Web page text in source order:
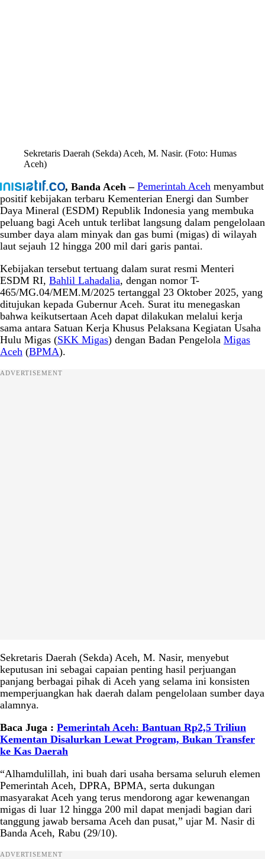
Sekretaris Daerah (Sekda) Aceh, M. Nasir. (Foto: Humas
Aceh)
, Banda Aceh – Pemerintah Acehmenyambut
positif kebijakan terbaru Kementerian Energi dan Sumber
Daya Mineral (ESDM) Republik Indonesia yang membuka
peluang bagi Aceh untuk terlibat langsung dalam pengelolaan
sumber daya alam minyak dan gas bumi (migas) di wilayah
laut sejauh 12 hingga 200 mil dari garis pantai.
Kebijakan tersebut tertuang dalam surat resmi Menteri
ESDM RI, Bahlil Lahadalia, dengan nomor T-
465/MG.04/MEM.M/2025 tertanggal 23 Oktober 2025, yang
ditujukan kepada Gubernur Aceh. Surat itu menegaskan
bahwa keikutsertaan Aceh dapat dilakukan melalui kerja
sama antara Satuan Kerja Khusus Pelaksana Kegiatan Usaha
Hulu Migas (SKK Migas) dengan Badan Pengelola Migas
Aceh (BPMA).
ADVERTISEMENT
Sekretaris Daerah (Sekda) Aceh, M. Nasir, menyebut
keputusan ini sebagai capaian penting hasil perjuangan
panjang berbagai pihak di Aceh yang selama ini konsisten
memperjuangkan hak daerah dalam pengelolaan sumber daya
alamnya.
Baca Juga : Pemerintah Aceh: Bantuan Rp2,5 Triliun
Kementan Disalurkan Lewat Program, Bukan Transfer
ke Kas Daerah
“Alhamdulillah, ini buah dari usaha bersama seluruh elemen
Pemerintah Aceh, DPRA, BPMA, serta dukungan
masyarakat Aceh yang terus mendorong agar kewenangan
migas di luar 12 hingga 200 mil dapat menjadi bagian dari
tanggung jawab bersama Aceh dan pusat,” ujar M. Nasir di
Banda Aceh, Rabu (29/10).
ADVERTISEMENT